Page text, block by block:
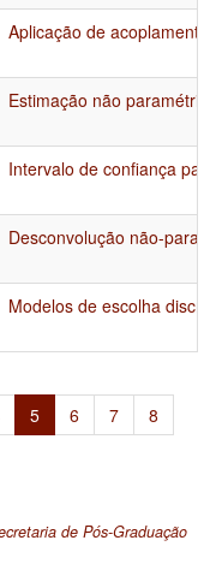
Aplicação de
Estimação não
Intervalo de confiança
Desconvolução não-
Modelos de escolha
5 6 7
8
de Pós-Graduação